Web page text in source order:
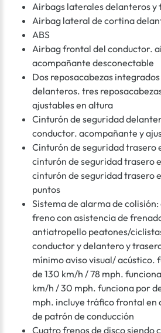
Airbags laterales delanteros y
Airbag lateral de cortina
ABS
Airbag frontal del conductor.
acompañante desconectable
Dos reposacabezas
delanteros. tres
ajustables en altura
Cinturón de seguridad
conductor. acompañante y
Cinturón de seguridad trasero
cinturón de seguridad trasero
cinturón de seguridad trasero
puntos
Sistema de alarma de colisión:
freno con asistencia de
antiatropello peatones/
conductor y delantero y
mínimo aviso visual/ acústico.
de 130 km/h / 78 mph.
km/h / 30 mph. funciona por
mph. incluye tráfico frontal en
de patrón de conducción
Cuatro frenos de disco siendo